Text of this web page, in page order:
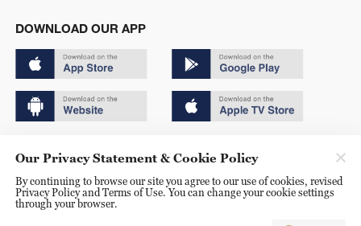
DOWNLOAD OUR APP
京ICP备20000184号
京公网安备 11010502050052号
Our Privacy Statement & Cookie Policy
By continuing to browse our site you agree to our use of cookies, revised
Privacy Policy and Terms of Use. You can change your cookie settings
through your browser.